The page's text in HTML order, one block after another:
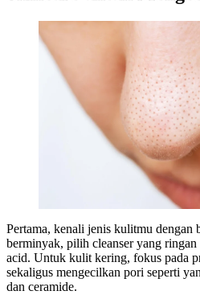
Pertama, kenali jenis kulitmu dengan
berminyak, pilih cleanser yang
acid. Untuk kulit kering, fokus pada
sekaligus mengecilkan pori seperti
dan ceramide.